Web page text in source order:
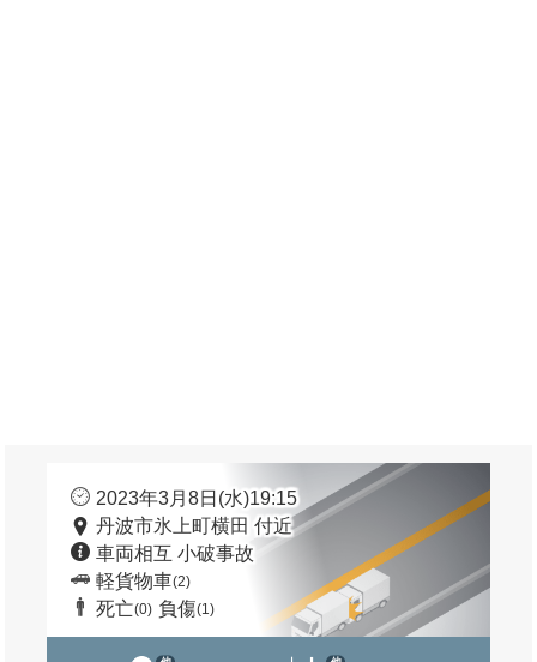
2023年3月8日(水)19:15
丹波市氷上町横田 付近
車両相互 小破事故
軽貨物車(2)
死亡(0) 負傷(1)